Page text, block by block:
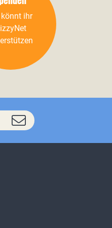
ihr